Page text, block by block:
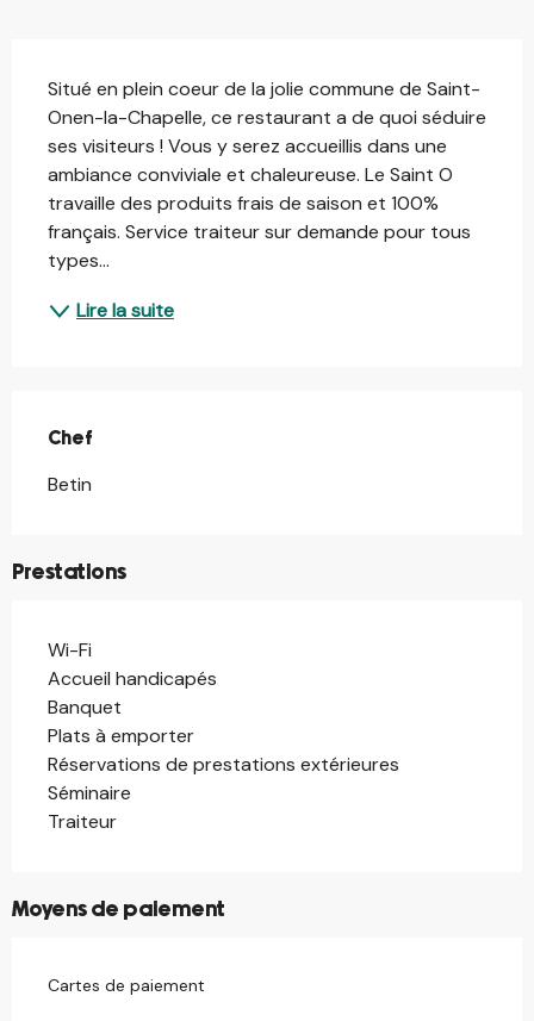
Situé en plein coeur de la jolie commune de Saint-
Onen-la-Chapelle, ce restaurant a de quoi séduire
ses visiteurs ! Vous y serez accueillis dans une
ambiance conviviale et chaleureuse. Le Saint O
travaille des produits frais de saison et 100%
français. Service traiteur sur demande pour tous
types...
Lire la suite
Chef
Chef
Betin
Prestations
Wi-Fi
Accueil handicapés
Banquet
Plats à emporter
Réservations de prestations extérieures
Séminaire
Traiteur
Moyens de paiement
Cartes de paiement